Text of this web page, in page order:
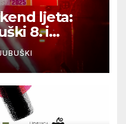
ljeta:
8. i